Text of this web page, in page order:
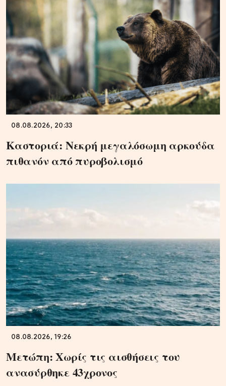
08.08.2026, 20:33
Καστοριά: Νεκρή μεγαλόσωμη αρκούδα
πιθανόν από πυροβολισμό
08.08.2026, 19:26
Μετώπη: Χωρίς τις αισθήσεις του
ανασύρθηκε 43χρονος